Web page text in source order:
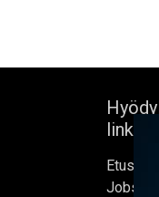
linkkejä
Etusivu
Jobs